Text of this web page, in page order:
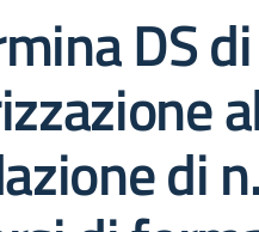
DS di
di